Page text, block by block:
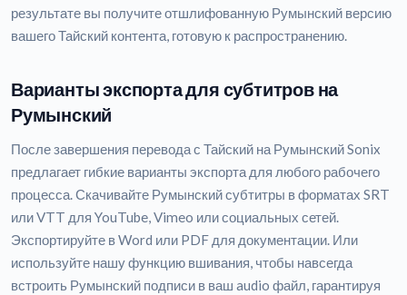
результате вы получите отшлифованную Румынский версию
вашего Тайский контента, готовую к распространению.
Варианты экспорта для субтитров на
Румынский
После завершения перевода с Тайский на Румынский Sonix
предлагает гибкие варианты экспорта для любого рабочего
процесса. Скачивайте Румынский субтитры в форматах SRT
или VTT для YouTube, Vimeo или социальных сетей.
Экспортируйте в Word или PDF для документации. Или
используйте нашу функцию вшивания, чтобы навсегда
встроить Румынский подписи в ваш audio файл, гарантируя